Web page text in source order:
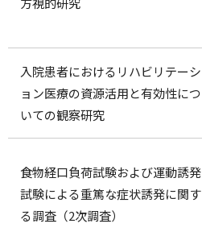
入院患者におけるリハビリテーシ
ョン医療の資源活用と有効性につ
いての観察研究
食物経口負荷試験および運動誘発
試験による重篤な症状誘発に関す
る調査（2次調査）